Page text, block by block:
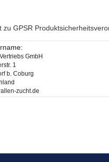
GPSR
GmbH
1
b. Coburg
zucht.de